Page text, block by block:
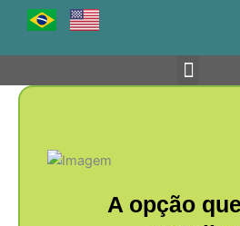
o
A opção